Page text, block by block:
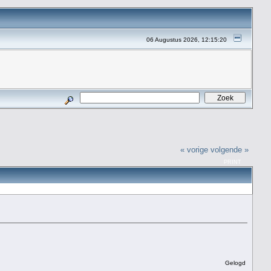
06 Augustus 2026, 12:15:20
« vorige volgende »
Gelogd